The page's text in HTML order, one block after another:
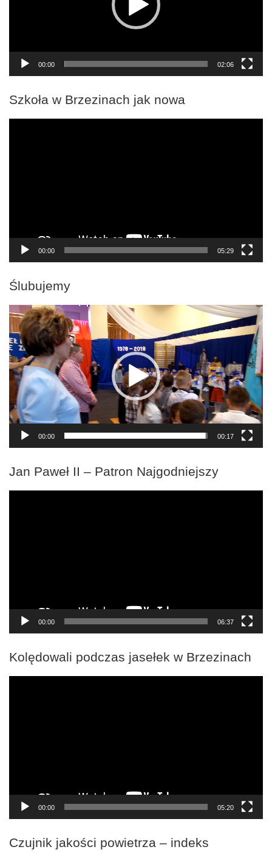
00:00 02:06
Szkoła w Brzezinach jak nowa
00:00 05:29
Ślubujemy
Odtwarzacz
video
00:00 00:17
Jan Paweł II – Patron Najgodniejszy
00:00 06:37
Kolędowali podczas jasełek w Brzezinach
00:00 05:20
Czujnik jakości powietrza – indeks